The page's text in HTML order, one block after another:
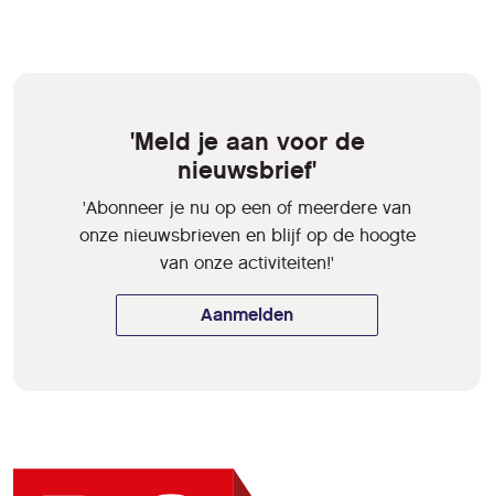
'Meld je aan voor de
nieuwsbrief'
'Abonneer je nu op een of meerdere van
onze nieuwsbrieven en blijf op de hoogte
van onze activiteiten!'
Aanmelden